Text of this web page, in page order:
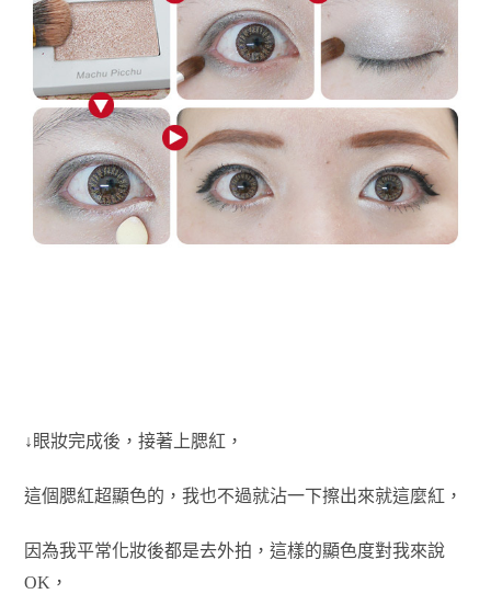
↓眼妝完成後，接著上腮紅，
這個腮紅超顯色的， 我也不過就沾一下擦出來就這麼紅，
因為我平常化妝後都是去外拍，這樣的顯色度對我來說
OK，